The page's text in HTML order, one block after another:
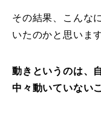
その結果、 こんな
いたのかと思います
動きというのは、
中々動いていない